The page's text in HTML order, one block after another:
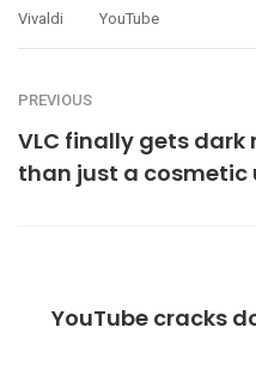
Vivaldi
YouTube
PREVIOUS
VLC finally gets
than just a cosmetic
YouTube cracks